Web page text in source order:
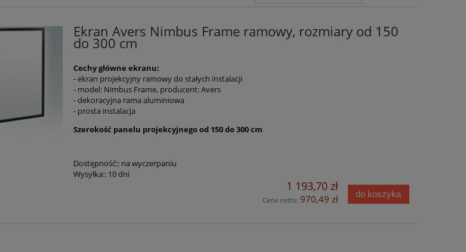
Ekran Avers Nimbus Frame ramowy, rozmiary od 150
do 300 cm
Cechy główne ekranu:
- ekran projekcyjny ramowy do stałych instalacji
- model: Nimbus Frame, producent: Avers
- dekoracyjna rama aluminiowa
- prosta instalacja
Szerokość panelu projekcyjnego od 150 do 300 cm
Dostępność:: na wyczerpaniu
Wysyłka:: 10 dni
1 193,70 zł
Cena netto: 970,49 zł do koszyka